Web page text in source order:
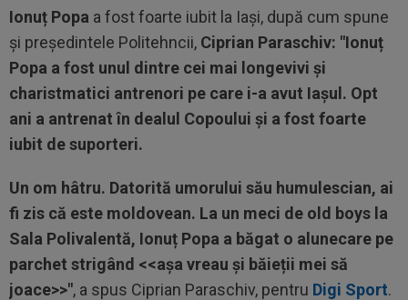
Ionuț Popa a fost foarte iubit la Iași, după cum spune
și președintele Politehncii, Ciprian Paraschiv: "Ionuț
Popa a fost unul dintre cei mai longevivi și
charistmatici antrenori pe care i-a avut Iașul. Opt
ani a antrenat în dealul Copoului și a fost foarte
iubit de suporteri.
Un om hâtru. Datorită umorului său humulescian, ai
fi zis că este moldovean. La un meci de old boys la
Sala Polivalentă, Ionuț Popa a băgat o alunecare pe
parchet strigând <<așa vreau și băieții mei să
joace>>", a spus Ciprian Paraschiv, pentru Digi Sport.